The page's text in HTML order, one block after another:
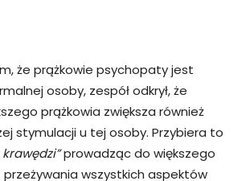
że prążkowie psychopaty jest
osoby, zespół odkrył, że
prążkowia zwiększa również
stymulacji u tej osoby. Przybiera to
prowadząc do większego
wszystkich aspektów